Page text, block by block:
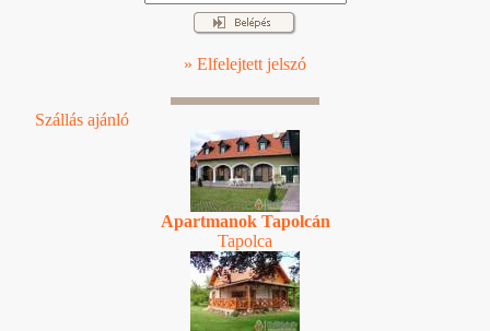
» Elfelejtett jelszó
Szállás ajánló
Apartmanok Tapolcán
Tapolca